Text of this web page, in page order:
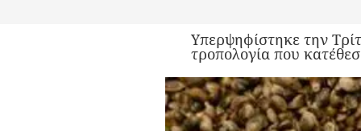
Υπερψηφίστηκε την
τροπολογία που